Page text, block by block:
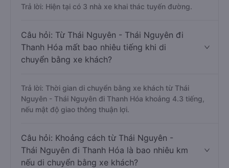
Trả lời: Hiện tại có 3 nhà xe khai thác tuyến đường.
Câu hỏi: Từ Thái Nguyên - Thái Nguyên đi
Thanh Hóa mất bao nhiêu tiếng khi di
chuyển bằng xe khách?
Trả lời: Thời gian di chuyển bằng xe khách từ Thái
Nguyên - Thái Nguyên đi Thanh Hóa khoảng 4.3 tiếng,
nếu mật độ giao thông thuận lợi.
Câu hỏi: Khoảng cách từ Thái Nguyên -
Thái Nguyên đi Thanh Hóa là bao nhiêu km
nếu di chuyển bằng xe khách?